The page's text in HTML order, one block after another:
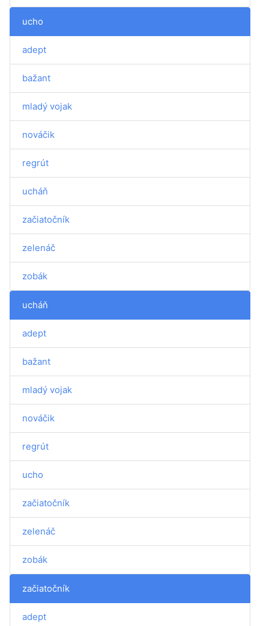
ucho
adept
bažant
mladý vojak
nováčik
regrút
ucháň
začiatočník
zelenáč
zobák
ucháň
adept
bažant
mladý vojak
nováčik
regrút
ucho
začiatočník
zelenáč
zobák
začiatočník
adept